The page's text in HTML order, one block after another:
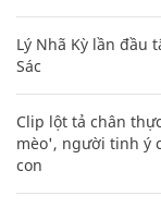
Lý Nhã Kỳ lần đầu
Sác
Clip lột tả chân
mèo', người tinh ý
con